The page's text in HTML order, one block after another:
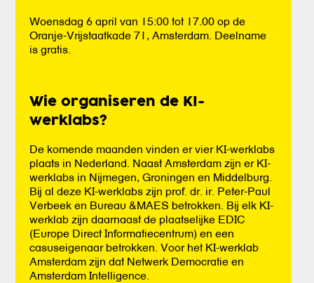
Woensdag 6 april van 15:00 tot 17.00 op de
Oranje-Vrijstaatkade 71, Amsterdam. Deelname
is gratis.
Wie organiseren de KI-
werklabs?
De komende maanden vinden er vier KI-werklabs
plaats in Nederland. Naast Amsterdam zijn er KI-
werklabs in Nijmegen, Groningen en Middelburg.
Bij al deze KI-werklabs zijn prof. dr. ir. Peter-Paul
Verbeek en Bureau &MAES betrokken. Bij elk KI-
werklab zijn daarnaast de plaatselijke EDIC
(Europe Direct Informatiecentrum) en een
casuseigenaar betrokken. Voor het KI-werklab
Amsterdam zijn dat Netwerk Democratie en
Amsterdam Intelligence.